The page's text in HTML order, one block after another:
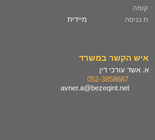
קומה
מיידית ת.כניסה
איש הקשר במשרד
א. אשד עורכי דין
052-3858687
avner.a@bezeqint.net